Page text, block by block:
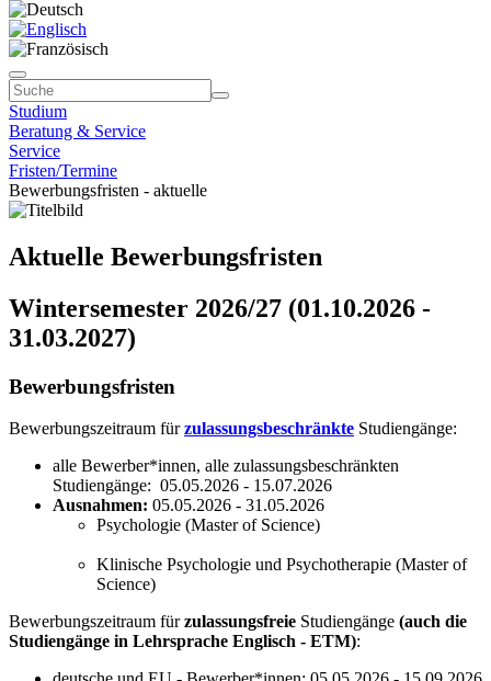
Studium
Beratung & Service
Service
Fristen/Termine
Bewerbungsfristen - aktuelle
Aktuelle Bewerbungsfristen
Wintersemester 2026/27 (01.10.2026 -
31.03.2027)
Bewerbungsfristen
Bewerbungszeitraum fürzulassungsbeschränkte Studiengänge:
alle Bewerber*innen, alle zulassungsbeschränkten
Studiengänge: 05.05.2026 - 15.07.2026
Ausnahmen: 05.05.2026 - 31.05.2026
Psychologie (Master of Science)
Klinische Psychologie und Psychotherapie (Master of
Science)
Bewerbungszeitraum fürzulassungsfreie Studiengänge (auch die
Studiengänge in Lehrsprache Englisch - ETM):